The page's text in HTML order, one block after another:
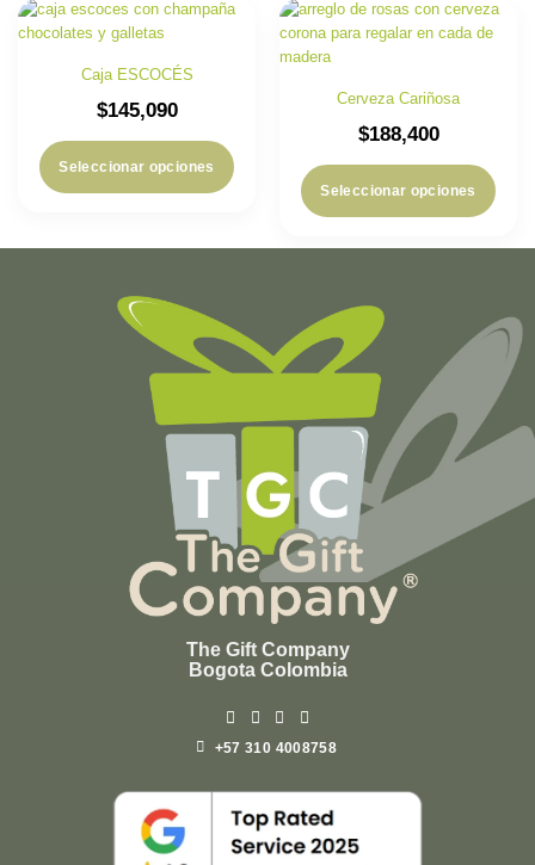
Caja ESCOCÉS
$145,090
Seleccionar opciones
Cerveza Cariñosa
$188,400
Seleccionar opciones
The Gift Company
Bogota Colombia
+57 310 4008758